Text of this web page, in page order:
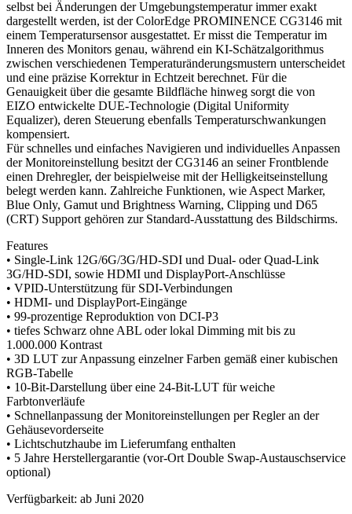
selbst bei Änderungen der Umgebungstemperatur immer exakt
dargestellt werden, ist der ColorEdge PROMINENCE CG3146 mit
einem Temperatursensor ausgestattet. Er misst die Temperatur im
Inneren des Monitors genau, während ein KI-Schätzalgorithmus
zwischen verschiedenen Temperaturänderungsmustern unterscheidet
und eine präzise Korrektur in Echtzeit berechnet. Für die
Genauigkeit über die gesamte Bildfläche hinweg sorgt die von
EIZO entwickelte DUE-Technologie (Digital Uniformity
Equalizer), deren Steuerung ebenfalls Temperaturschwankungen
kompensiert.
Für schnelles und einfaches Navigieren und individuelles Anpassen
der Monitoreinstellung besitzt der CG3146 an seiner Frontblende
einen Drehregler, der beispielweise mit der Helligkeitseinstellung
belegt werden kann. Zahlreiche Funktionen, wie Aspect Marker,
Blue Only, Gamut und Brightness Warning, Clipping und D65
(CRT) Support gehören zur Standard-Ausstattung des Bildschirms.
Features
• Single-Link 12G/6G/3G/HD-SDI und Dual- oder Quad-Link
3G/HD-SDI, sowie HDMI und DisplayPort-Anschlüsse
• VPID-Unterstützung für SDI-Verbindungen
• HDMI- und DisplayPort-Eingänge
• 99-prozentige Reproduktion von DCI-P3
• tiefes Schwarz ohne ABL oder lokal Dimming mit bis zu
1.000.000 Kontrast
• 3D LUT zur Anpassung einzelner Farben gemäß einer kubischen
RGB-Tabelle
• 10-Bit-Darstellung über eine 24-Bit-LUT für weiche
Farbtonverläufe
• Schnellanpassung der Monitoreinstellungen per Regler an der
Gehäusevorderseite
• Lichtschutzhaube im Lieferumfang enthalten
• 5 Jahre Herstellergarantie (vor-Ort Double Swap-Austauschservice
optional)
Verfügbarkeit: ab Juni 2020